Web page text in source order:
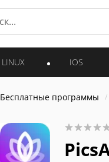
LINUX IOS
Бесплатные программы